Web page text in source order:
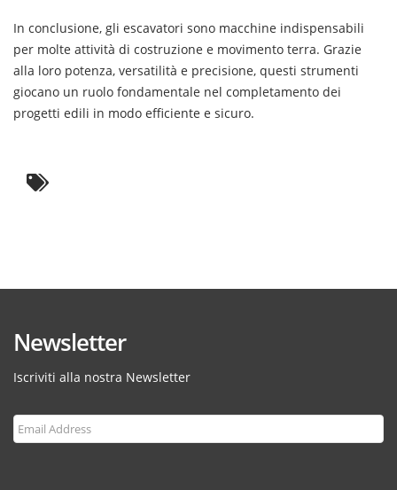
In conclusione, gli escavatori sono macchine indispensabili
per molte attività di costruzione e movimento terra. Grazie
alla loro potenza, versatilità e precisione, questi strumenti
giocano un ruolo fondamentale nel completamento dei
progetti edili in modo efficiente e sicuro.
Newsletter
Iscriviti alla nostra Newsletter